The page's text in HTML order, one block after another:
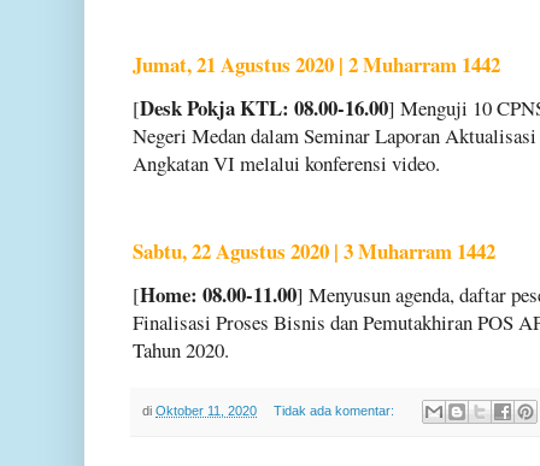
Jumat, 21 Agustus 2020 | 2 Muharram 1442
[Desk Pokja KTL: 08.00-16.00] Menguji 10
Negeri Medan dalam Seminar Laporan
Angkatan VI melalui konferensi video.
Sabtu, 22 Agustus 2020 | 3 Muharram 1442
[Home: 08.00-11.00] Menyusun agenda, daftar
Finalisasi Proses Bisnis dan Pemutakhiran POS
Tahun 2020.
di Oktober 11, 2020 Tidak ada komentar: